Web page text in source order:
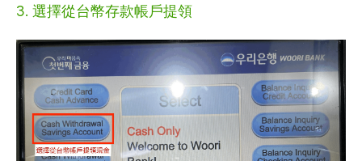
3. 選擇從台幣存款帳戶提領